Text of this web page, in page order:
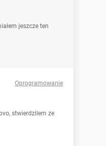
jeszcze ten
Oprogramowanie
stwierdzilem ze